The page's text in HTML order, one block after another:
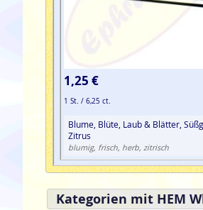
1,25 €
1 St. / 6,25 ct.
Blume, Blüte, Laub & Blätter,
Zitrus
blumig, frisch, herb, zitrisch
Kategorien mit HEM